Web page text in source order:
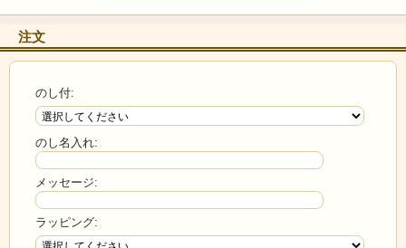
注文
のし付:
のし名入れ:
メッセージ:
ラッピング: